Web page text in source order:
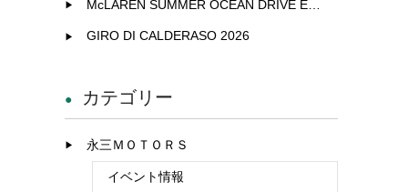
McLAREN SUMMER OCEAN DRIVE EXCLUSIVE EXPERIENCE IN KITAKYUSHU
GIRO DI CALDERASO 2026
カテゴリー
永三ＭＯＴＯＲＳ
イベント情報